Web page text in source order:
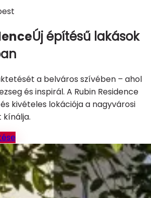
Új építésű lakások
a belváros szívében – ahol
és inspirál. A Rubin Residence
kivételes lokációja a nagyvárosi